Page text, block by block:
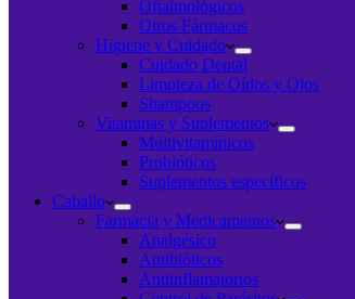
Oftalmológicos
Otros Fármacos
Higiene y Cuidado
Cuidado Dental
Limpieza de Oídos y Ojos
Shampoos
Vitaminas y Suplementos
Multivitamínicos
Probióticos
Suplementos específicos
Caballo
Farmacia y Medicamentos
Analgésico
Antibióticos
Antiinflamatorios